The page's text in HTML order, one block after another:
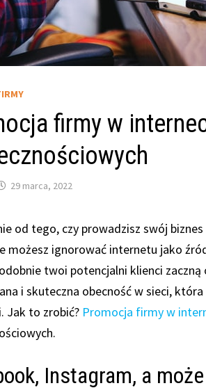
firmy w
29 marca, 2022
od tego, czy prowadzisz swój
możesz ignorować internetu jako
twoi potencjalni klienci
i skuteczna obecność w sieci,
Jak to zrobić? Promocja firmy w
Instagram, a